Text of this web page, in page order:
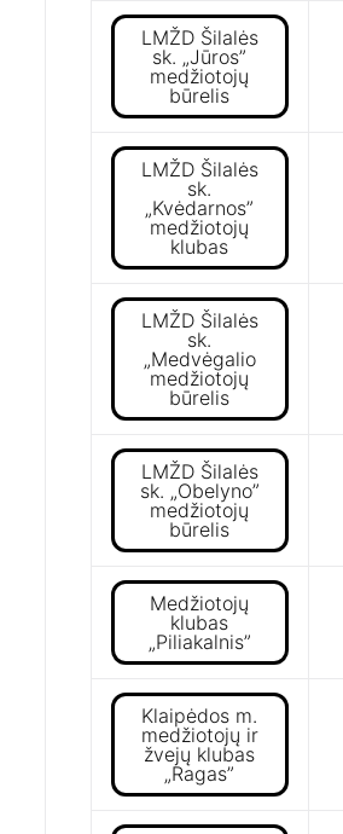
LMŽD Šilalės
sk. „Jūros”
medžiotojų
būrelis
LMŽD Šilalės
sk.
„Kvėdarnos”
medžiotojų
klubas
LMŽD Šilalės
sk.
„Medvėgalio
medžiotojų
būrelis
LMŽD Šilalės
sk. „Obelyno”
medžiotojų
būrelis
Medžiotojų
klubas
„Piliakalnis”
Klaipėdos m.
medžiotojų ir
žvejų klubas
„Ragas”